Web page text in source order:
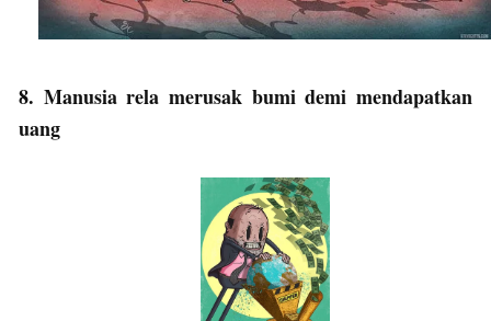
8. Manusia rela merusak bumi demi mendapatkan
uang